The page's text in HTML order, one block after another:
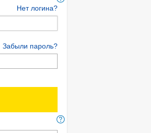
Нет логина?
Забыли пароль?